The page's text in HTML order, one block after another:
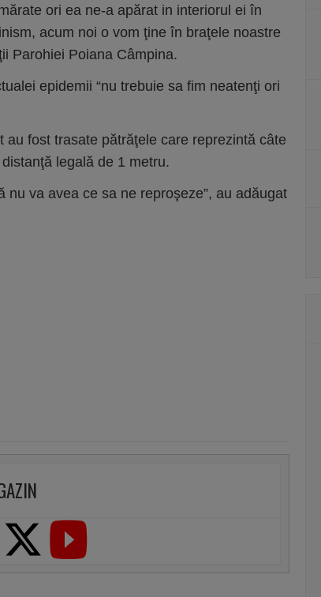
ori ea ne-a apărat in interiorul ei în
acum noi o vom ţine în braţele noastre
Parohiei Poiana Câmpina.
epidemii “nu trebuie sa fim neatenţi ori
fost trasate pătrăţele care reprezintă câte
legală de 1 metru.
nu va avea ce sa ne reproşeze”, au adăugat